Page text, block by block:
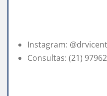
Instagram:
Consultas: (21)